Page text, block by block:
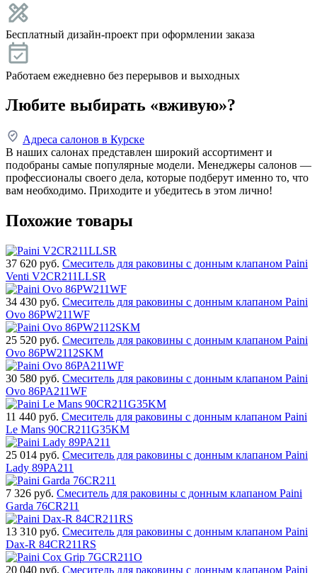
Бесплатный дизайн-проект при оформлении заказа
Работаем ежедневно без перерывов и выходных
Любите выбирать «вживую»?
Адреса салонов в Курске
В наших салонах представлен широкий ассортимент и
подобраны самые популярные модели. Менеджеры салонов —
профессионалы своего дела, которые подберут именно то, что
вам необходимо. Приходите и убедитесь в этом лично!
Похожие товары
37 620 руб. Смеситель для раковины с донным клапаном Paini
Venti V2CR211LLSR
34 430 руб. Смеситель для раковины с донным клапаном Paini
Ovo 86PW211WF
25 520 руб. Смеситель для раковины с донным клапаном Paini
Ovo 86PW2112SKM
30 580 руб. Смеситель для раковины с донным клапаном Paini
Ovo 86PA211WF
11 440 руб. Смеситель для раковины с донным клапаном Paini
Le Mans 90CR211G35KM
25 014 руб. Смеситель для раковины с донным клапаном Paini
Lady 89PA211
7 326 руб. Смеситель для раковины с донным клапаном Paini
Garda 76CR211
13 310 руб. Смеситель для раковины с донным клапаном Paini
Dax-R 84CR211RS
20 040 руб. Смеситель для раковины с донным клапаном Paini